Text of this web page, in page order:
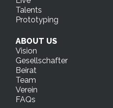
Talents
Prototyping
ABOUT US
Vision
Gesellschafter
Beirat
Team
Verein
FAQs